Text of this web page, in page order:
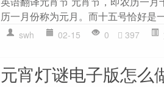
历一月份称为元月。而十五号恰好是
swh 02-15 0 397
元宵灯谜电子版怎么